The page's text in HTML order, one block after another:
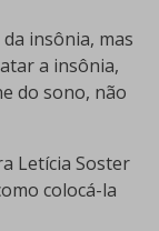
insônia, mas
a insônia,
do sono, não
Letícia Soster
colocá-la